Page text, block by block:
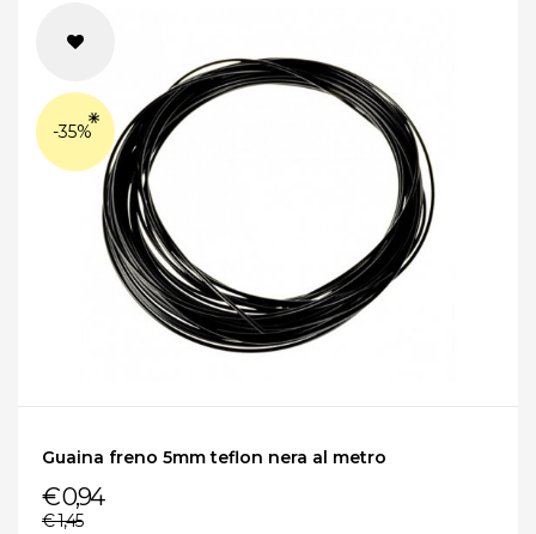
-35%
Guaina freno 5mm teflon nera al metro
€ 0,94
€ 1,45